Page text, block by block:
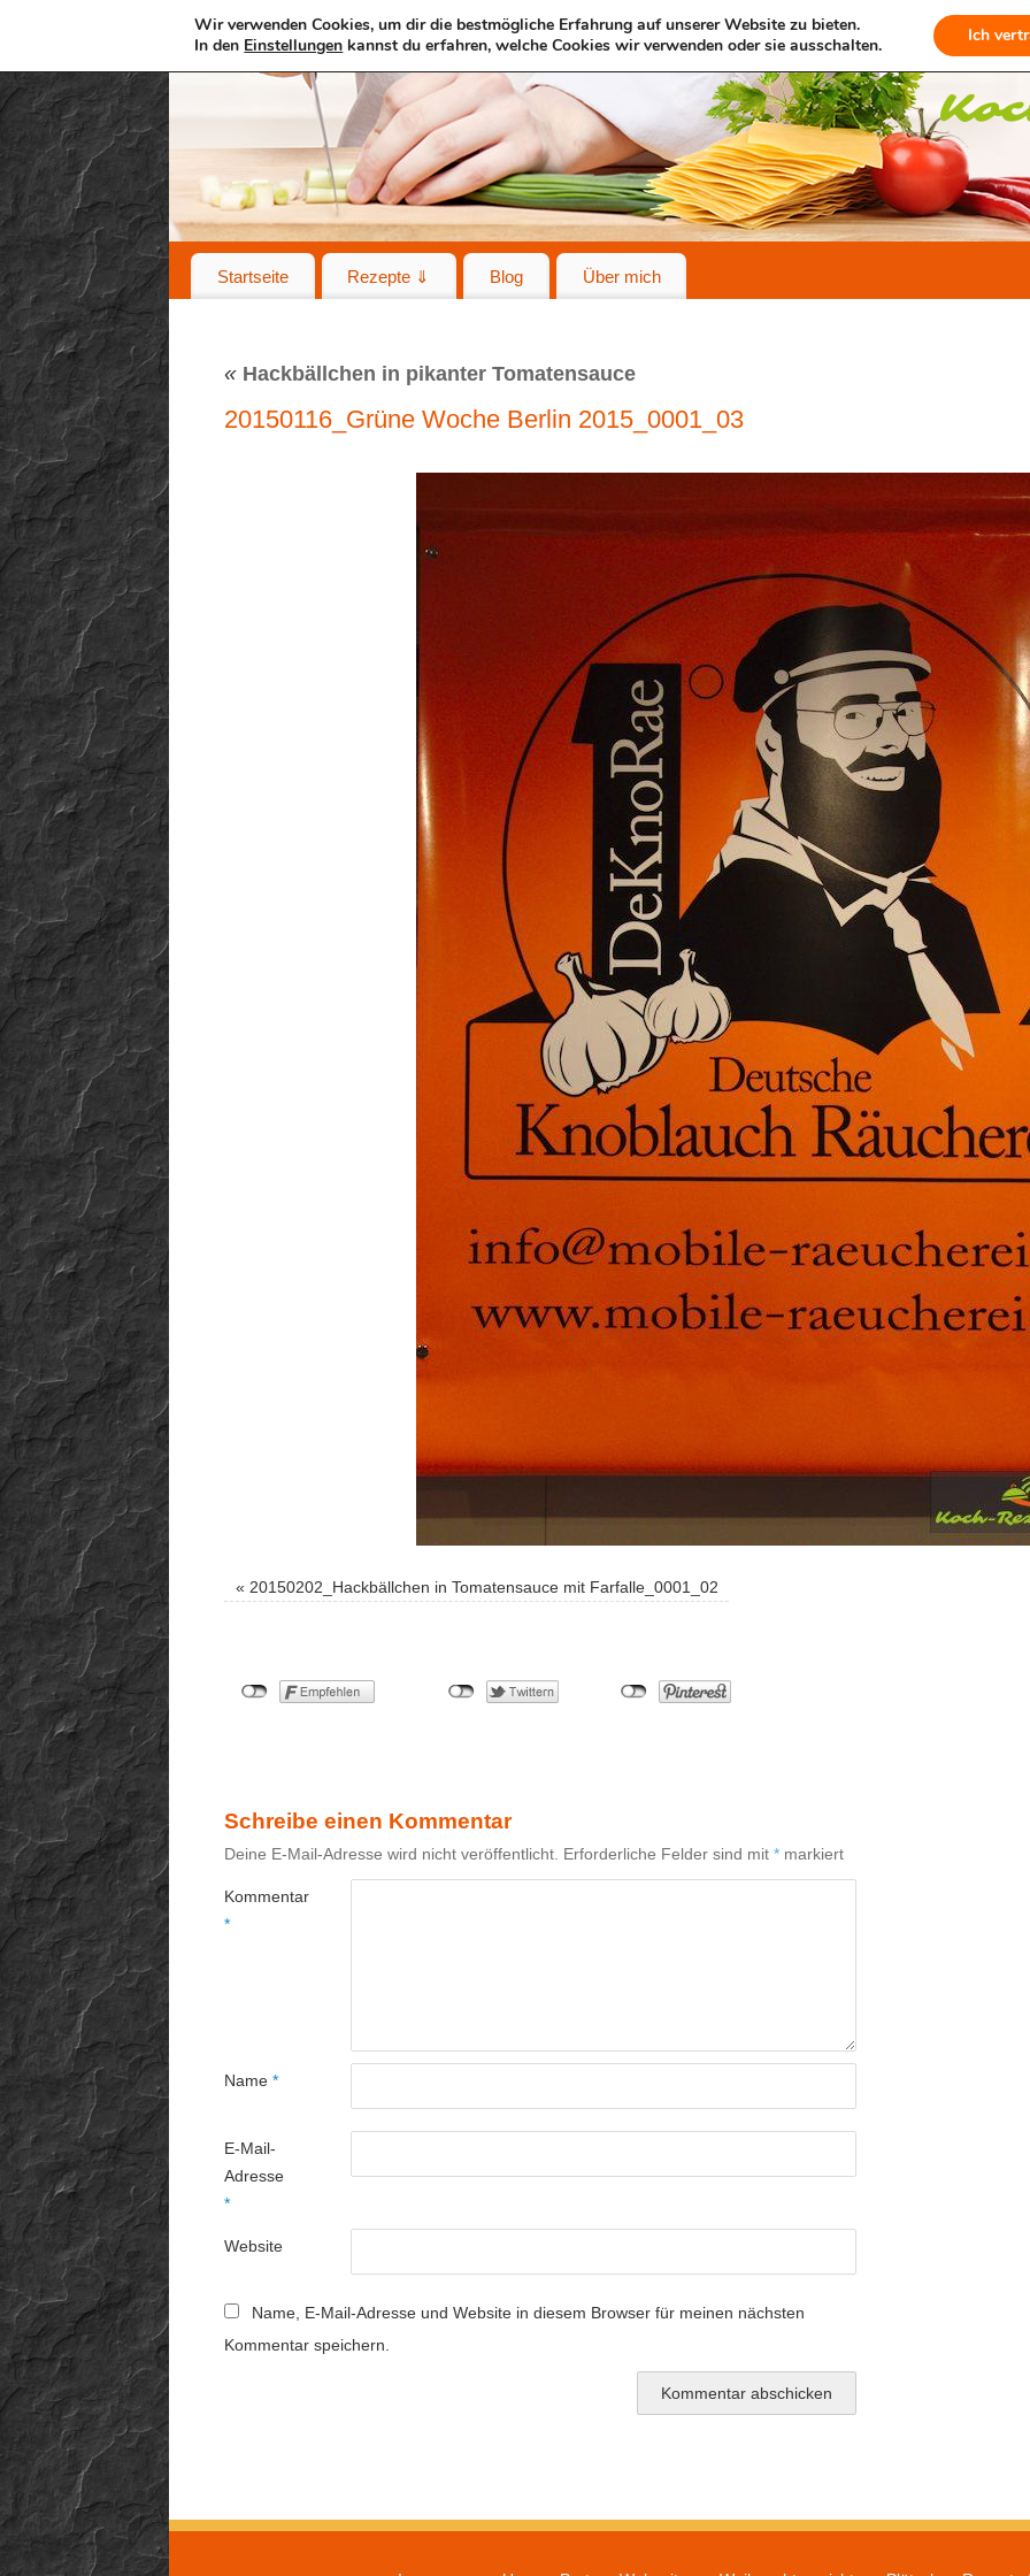
Startseite Rezepte ⇓ Blog Über mich
« Hackbällchen in pikanter Tomatensauce
20150116_Grüne Woche Berlin 2015_0001_03
« 20150202_Hackbällchen in Tomatensauce mit Farfalle_0001_02
Schreibe einen Kommentar
Deine E-Mail-Adresse wird nicht veröffentlicht. Erforderliche Felder sind mit * markiert
Kommentar
*
Name *
E-Mail-
Adresse
*
Website
Name, E-Mail-Adresse und Website in diesem Browser für meinen nächsten
Kommentar speichern.
Wir verwenden Cookies, um dir die bestmögliche Erfahrung auf unserer Website zu bieten.
In den Einstellungen kannst du erfahren, welche Cookies wir verwenden oder sie ausschalten. Ich